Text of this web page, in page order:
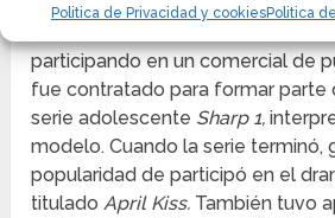
Politica de Privacidad y cookiesPolitica
participando en un comercial de
fue contratado para formar parte
serie adolescente Sharp 1,
modelo. Cuando la serie terminó,
popularidad de participó en el
titulado April Kiss. También tuvo